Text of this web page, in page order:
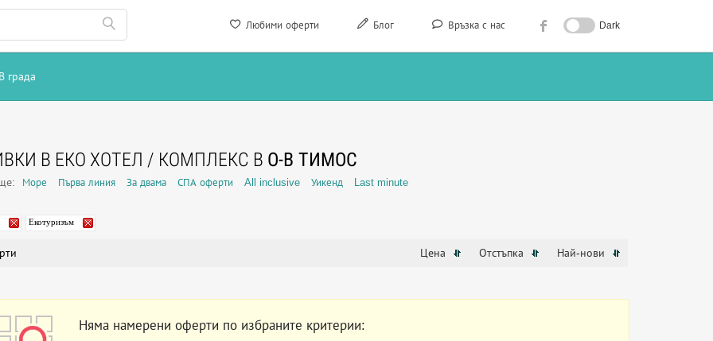
Любими оферти Блог Връзка с нас Dark
В града
В ЕКО ХОТЕЛ / КОМПЛЕКС В О-В ТИМОС
Море Първа линия За двама СПА оферти All inclusive Уикенд Last minute
Екотуризъм
Цена Отстъпка Най-нови
Няма намерени оферти по избраните критерии: